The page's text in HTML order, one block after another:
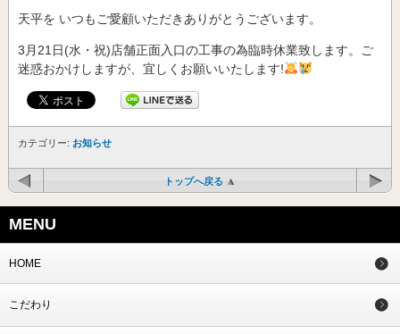
天平を いつもご愛顧いただきありがとうございます。
3月21日(水・祝)店舗正面入口の工事の為臨時休業致します。ご
迷惑おかけしますが、宜しくお願いいたします!
カテゴリー: お知らせ
トップへ戻る
MENU
HOME
こだわり